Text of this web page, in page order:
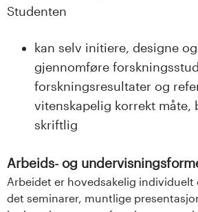
Studenten
kan selv initiere, designe og
gjennomføre
forskningsresultater og
vitenskapelig korrekt måte,
skriftlig
Arbeids- og
Arbeidet er hovedsakelig individuelt
det seminarer, muntlige